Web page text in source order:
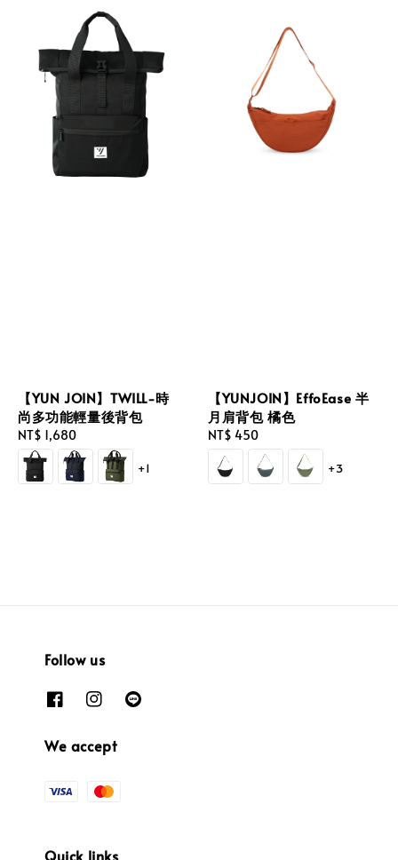
【YUN JOIN】TWILL-時
尚多功能輕量後背包
Regular
price
NT$ 1,680
+1
【YUNJOIN】EffoEase 半
月肩背包 橘色
Regular
price
NT$ 450
+3
Follow us
We accept
Quick links